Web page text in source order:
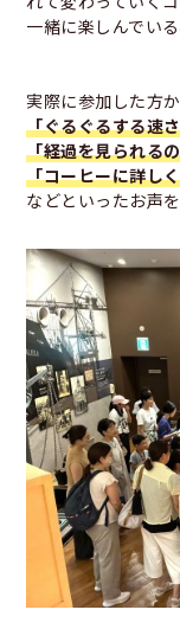
一緒に楽しんでい
実際に参加した方か
「ぐるぐるする速
「経過を見られる
「コーヒーに詳し
などといったお声